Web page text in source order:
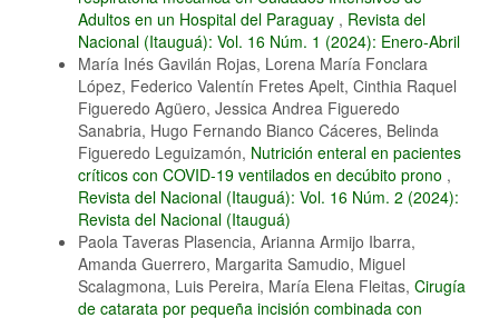
Adultos en un Hospital del Paraguay , Revista del
Nacional (Itauguá): Vol. 16 Núm. 1 (2024): Enero-Abril
María Inés Gavilán Rojas, Lorena María Fonclara
López, Federico Valentín Fretes Apelt, Cinthia Raquel
Figueredo Agüero, Jessica Andrea Figueredo
Sanabria, Hugo Fernando Bianco Cáceres, Belinda
Figueredo Leguizamón, Nutrición enteral en pacientes
críticos con COVID-19 ventilados en decúbito prono ,
Revista del Nacional (Itauguá): Vol. 16 Núm. 2 (2024):
Revista del Nacional (Itauguá)
Paola Taveras Plasencia, Arianna Armijo Ibarra,
Amanda Guerrero, Margarita Samudio, Miguel
Scalagmona, Luis Pereira, María Elena Fleitas, Cirugía
de catarata por pequeña incisión combinada con